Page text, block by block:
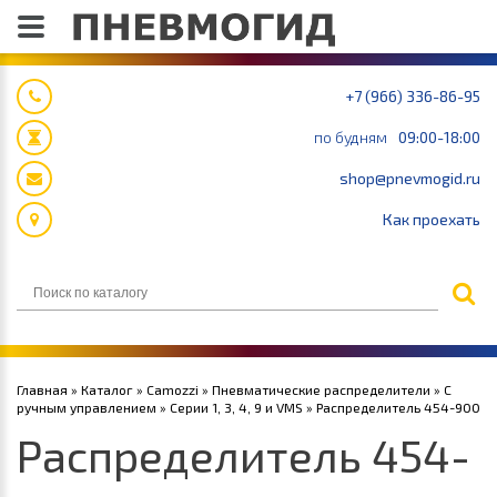
+7 (966) 336-86-95
по будням 09:00-18:00
shop@pnevmogid.ru
Как проехать
Главная » Каталог » Camozzi » Пневматические распределители » С
ручным управлением » Серии 1, 3, 4, 9 и VMS » Распределитель 454-900
Распределитель 454-